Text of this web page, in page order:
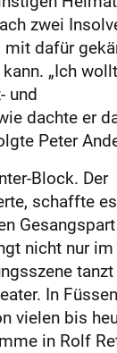
zwei
mit dafür
„Ich
und
dachte er
Peter
Block. Der
schaffte
nicht nur im
tanzt
In Füssen
vielen bis
in Rolf